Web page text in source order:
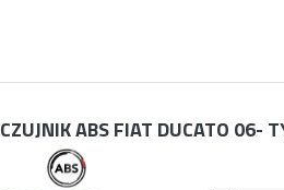
CZUJNIK ABS FIAT DUCATO 06-